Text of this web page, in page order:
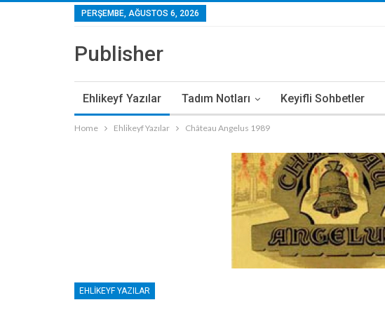
PERŞEMBE, AĞUSTOS 6, 2026
Publisher
Ehlikeyf Yazılar Tadım Notları Keyifli Sohbetler
Home Ehlikeyf Yazılar Château Angelus 1989
EHLIKEYF YAZILAR